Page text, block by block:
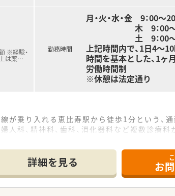
※経験・
は薬…
勤務時間
月・火・水・金 9：00～
木 9：00～18
土 9：00～17
上記時間内で、1日4～
時間を基本とした、1ヶ
労働時間制
※休憩は法定通り
が乗り入れる恵比寿駅から徒歩1分という、
人科、精神科、歯科、消化器科など複数診療
り、体制強化とより質の高い医療サービス提
在宅業務の経験がある方はもちろん、経営
詳細を見る お